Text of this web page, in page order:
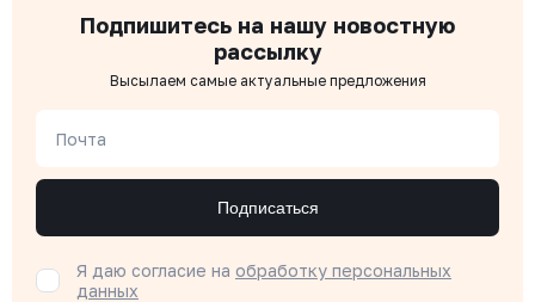
Подпишитесь на нашу новостную
рассылку
Высылаем самые актуальные предложения
Почта
Подписаться
Я даю согласие на обработку персональных
данных